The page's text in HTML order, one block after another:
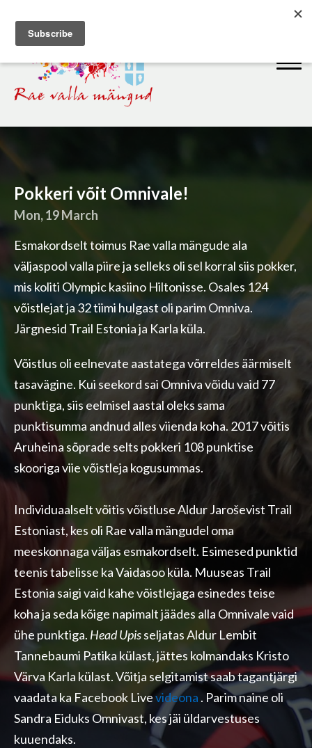
Pokkeri võit Omnivale!
Mon, 19 March
Esmakordselt toimus Rae valla mängude ala
väljaspool valla piire ja selleks oli sel korral siis pokker,
mis koliti Olympic kasiino Hiltonisse. Osales 124
võistlejat ja 32 tiimi hulgast oli parim Omniva.
Järgnesid Trail Estonia ja Karla küla.
Võistlus oli eelnevate aastatega võrreldes äärmiselt
tasavägine. Kui seekord sai Omniva võidu vaid 77
punktiga, siis eelmisel aastal oleks sama
punktisumma andnud alles viienda koha. 2017 võitis
Aruheina sõprade selts pokkeri 108 punktise
skooriga viie võistleja kogusummas.
Individuaalselt võitis võistluse Aldur Jaroševist Trail
Estoniast, kes oli Rae valla mängudel oma
meeskonnaga väljas esmakordselt. Esimesed punktid
teenis tabelisse ka Vaidasoo küla. Muuseas Trail
Estonia saigi vaid kahe võistlejaga esinedes teise
koha ja seda kõige napimalt jäädes alla Omnivale vaid
ühe punktiga. Head Upisseljatas Aldur Lembit
Tannebaumi Patika külast, jättes kolmandaks Kristo
Värva Karla külast. Võitja selgitamist saab tagantjärgi
vaadata ka Facebook Livevideona. Parim naine oli
Sandra Eiduks Omnivast, kes jäi üldarvestuses
kuuendaks.